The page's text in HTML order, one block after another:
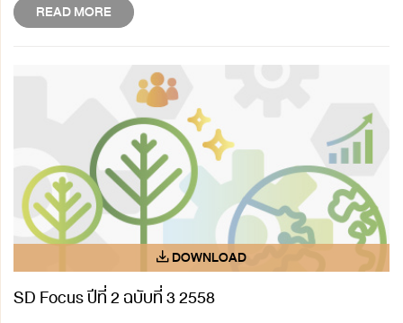
READ MORE
SD Focus ปีที่ 2 ฉบับที่ 3 2558